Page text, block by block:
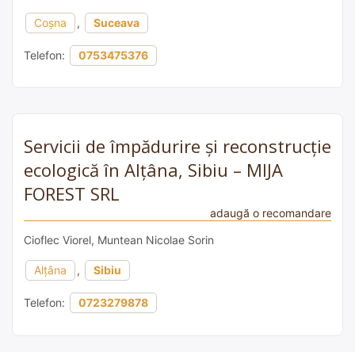
Coșna , Suceava
Telefon: 0753475376
Servicii de împădurire și reconstrucție
ecologică în Alțâna, Sibiu – MIJA
FOREST SRL
adaugă o recomandare
Cioflec Viorel, Muntean Nicolae Sorin
Alțâna , Sibiu
Telefon: 0723279878